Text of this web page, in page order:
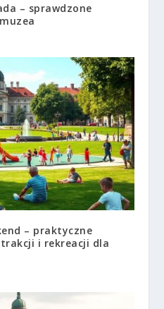
– sprawdzone
– praktyczne
i rekreacji dla